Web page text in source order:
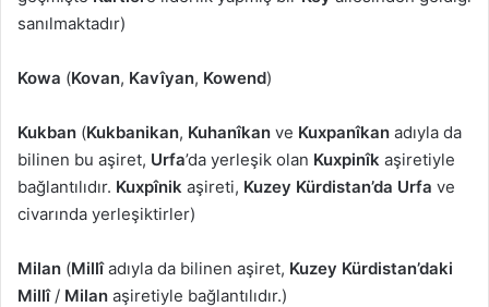
sanılmaktadır)
Kowa (Kovan, Kavîyan, Kowend)
Kukban (Kukbanikan, Kuhanîkan ve Kuxpanîkan adıyla da
bilinen bu aşiret, Urfa’da yerleşik olan Kuxpinîk aşiretiyle
bağlantılıdır. Kuxpînik aşireti, Kuzey Kürdistan’da Urfa ve
civarında yerleşiktirler)
Milan (Millîadıyla da bilinen aşiret, Kuzey Kürdistan’daki
Millî / Milan aşiretiyle bağlantılıdır.)